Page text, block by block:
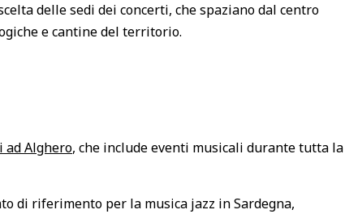
delle sedi dei concerti, che spaziano dal centro
e cantine del territorio.
ad Alghero, che include eventi musicali durante tutta la
di riferimento per la musica jazz in Sardegna,